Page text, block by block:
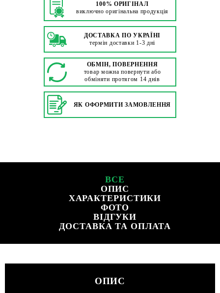
100% ОРИГІНАЛ
виключно оригінальна продукція
ДОСТАВКА ПО УКРАЇНІ
термін доставки 1-3 дні
ОБМІН, ПОВЕРНЕННЯ
товар можна повернути або
обміняти протягом 14 днів
ЯК ОФОРМИТИ ЗАМОВЛЕННЯ
ВСЕ
ОПИС
ХАРАКТЕРИСТИКИ
ФОТО
ВІДГУКИ
ДОСТАВКА ТА ОПЛАТА
ОПИС